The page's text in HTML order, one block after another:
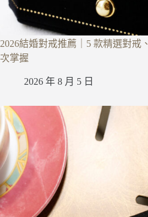
2026結婚對戒推薦｜5 款精選對戒
次掌握
2026 年 8 月 5 日